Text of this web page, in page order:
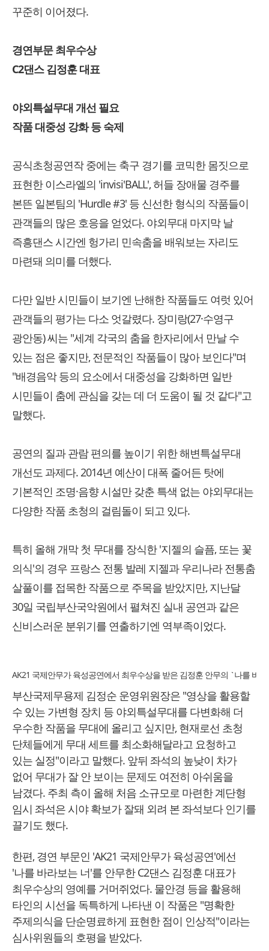
꾸준히 이어졌다.
경연부문 최우수상
C2댄스 김정훈 대표
야외특설무대 개선 필요
작품 대중성 강화 등 숙제
공식초청공연작 중에는 축구 경기를 코믹한 몸짓으로
표현한 이스라엘의 'invisi'BALL', 허들 장애물 경주를
본뜬 일본팀의 'Hurdle #3' 등 신선한 형식의 작품들이
관객들의 많은 호응을 얻었다. 야외무대 마지막 날
즉흥댄스 시간엔 헝가리 민속춤을 배워보는 자리도
마련돼 의미를 더했다.
다만 일반 시민들이 보기엔 난해한 작품들도 여럿 있어
관객들의 평가는 다소 엇갈렸다. 장미랑(27·수영구
광안동) 씨는 "세계 각국의 춤을 한자리에서 만날 수
있는 점은 좋지만, 전문적인 작품들이 많아 보인다"며
"배경음악 등의 요소에서 대중성을 강화하면 일반
시민들이 춤에 관심을 갖는 데 더 도움이 될 것 같다"고
말했다.
공연의 질과 관람 편의를 높이기 위한 해변특설무대
개선도 과제다. 2014년 예산이 대폭 줄어든 탓에
기본적인 조명·음향 시설만 갖춘 특색 없는 야외무대는
다양한 작품 초청의 걸림돌이 되고 있다.
특히 올해 개막 첫 무대를 장식한 '지젤의 슬픔, 또는 꽃
의식'의 경우 프랑스 전통 발레 지젤과 우리나라 전통춤
살풀이를 접목한 작품으로 주목을 받았지만, 지난달
30일 국립부산국악원에서 펼쳐진 실내 공연과 같은
신비스러운 분위기를 연출하기엔 역부족이었다.
AK21 국제안무가 육성공연에서 최우수상을 받은 김정훈 안무의 `나를 바
부산국제무용제 김정순 운영위원장은 "영상을 활용할
수 있는 가변형 장치 등 야외특설무대를 다변화해 더
우수한 작품을 무대에 올리고 싶지만, 현재로선 초청
단체들에게 무대 세트를 최소화해달라고 요청하고
있는 실정"이라고 말했다. 앞뒤 좌석의 높낮이 차가
없어 무대가 잘 안 보이는 문제도 여전히 아쉬움을
남겼다. 주최 측이 올해 처음 소규모로 마련한 계단형
임시 좌석은 시야 확보가 잘돼 외려 본 좌석보다 인기를
끌기도 했다.
한편, 경연 부문인 'AK21 국제안무가 육성공연'에선
'나를 바라보는 너'를 안무한 C2댄스 김정훈 대표가
최우수상의 영예를 거머쥐었다. 물안경 등을 활용해
타인의 시선을 독특하게 나타낸 이 작품은 "명확한
주제의식을 단순명료하게 표현한 점이 인상적"이라는
심사위원들의 호평을 받았다.